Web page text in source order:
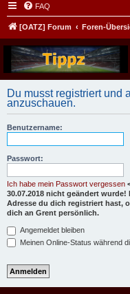
FAQ
[OATZ] Forum Foren-
Du musst registriert und
anzuschauen.
Benutzername:
Passwort:
Ich habe mein Passwort vergessen
30.07.2018 nicht geändert
Adresse du dich registriert hast,
dich an Grent persönlich.
Angemeldet bleiben
Meinen Online-Status während